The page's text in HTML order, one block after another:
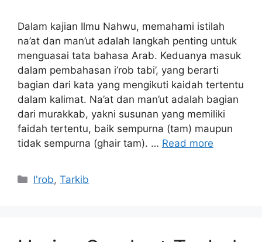
Dalam kajian Ilmu Nahwu, memahami istilah
na’at dan man’ut adalah langkah penting untuk
menguasai tata bahasa Arab. Keduanya masuk
dalam pembahasan i’rob tabi’, yang berarti
bagian dari kata yang mengikuti kaidah tertentu
dalam kalimat. Na’at dan man’ut adalah bagian
dari murakkab, yakni susunan yang memiliki
faidah tertentu, baik sempurna (tam) maupun
tidak sempurna (ghair tam). … Read more
Kategori
I'rob,Tarkib